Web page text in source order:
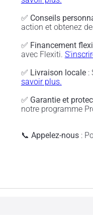
✅ Conseils
action et obtenez
✅ Financement
avec Flexiti.
✅ Livraison locale:
savoir plus.
✅ Garantie et
notre programme
📞 Appelez-nous: